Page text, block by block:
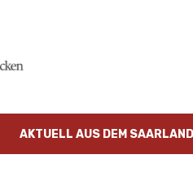
AKTUELL AUS DEM SAARLAND